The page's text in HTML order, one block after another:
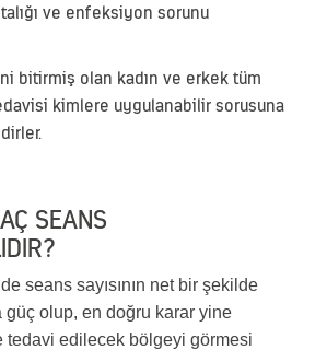
ve enfeksiyon sorunu
bitirmiş olan kadın ve erkek tüm
kimlere uygulanabilir sorusuna
SEANS
seans sayısının net bir şekilde
olup, en doğru karar yine
tedavi edilecek bölgeyi görmesi